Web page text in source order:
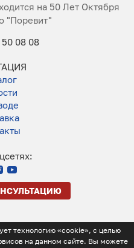
на 50 Лет Октября
"Поревит"
08 08
технологию «cookie», с целью
на данном сайте. Вы можете